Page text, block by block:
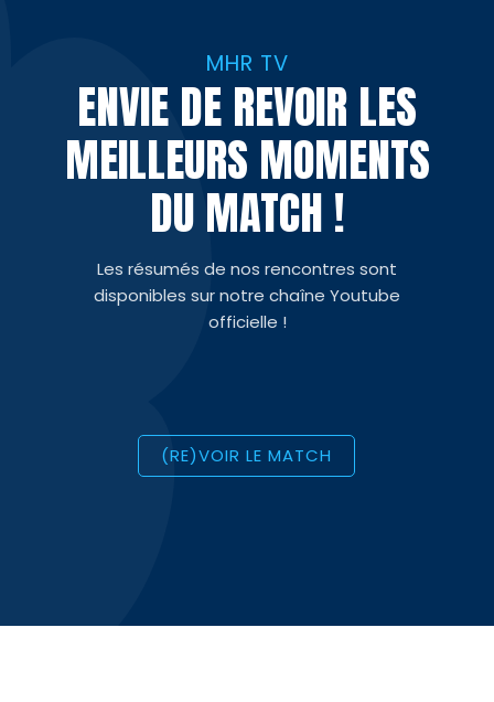
MHR TV
ENVIE DE REVOIR LES
MEILLEURS MOMENTS
DU MATCH !
Les résumés de nos rencontres sont
disponibles sur notre chaîne Youtube
officielle !
(RE)VOIR LE MATCH